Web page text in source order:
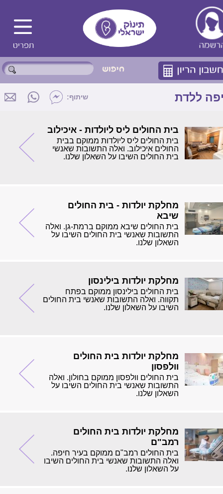
ללדת שיתוף:
בית החולים ליס ליולדות - איכילוב
בית החולים ליס ליולדות ממוקם בבית
החולים איכילוב. ואלה התשובות שאנשי
בית החולים השיבו על השאלון שלנו.
מחלקת יולדות - בית החולים
שיבא
בית החולים שיבא ממוקם ברמת-גן. ואלה
התשובות שאנשי בית החולים השיבו על
השאלון שלנו.
מחלקת יולדות בילינסון
בית החולים בילינסון ממוקם בפתח
תקווה. ואלה התשובות שאנשי בית החולים
השיבו על השאלון שלנו.
מחלקת יולדות בית החולים
וולפסון
בית החולים וולפסון ממוקם בחולון. ואלה
התשובות שאנשי בית החולים השיבו על
השאלון שלנו.
מחלקת יולדות בית החולים
רמב"ם
בית החולים רמב"ם ממוקם בעיר חיפה.
ואלה התשובות שאנשי בית החולים השיבו
על השאלון שלנו.